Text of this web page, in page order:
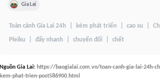
Gia Lai
Toàn cảnh Gia Lai 24h kém phát triển cao su
Pleiku đẩy nhanh chuyển đổi chết
Nguồn Gia Lai: https://baogialai.com.vn/toan-canh-gia-lai-24h-
kem-phat-trien-post586900.html